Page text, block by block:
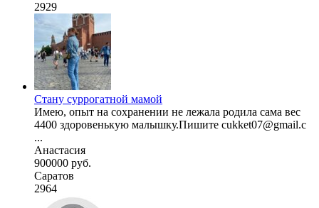
2929
Стану суррогатной мамой
Имею, опыт на сохранении не лежала родила сама вес
4400 здоровенькую малышку.Пишите cukket07@gmail.c
...
Анастасия
900000 руб.
Саратов
2964